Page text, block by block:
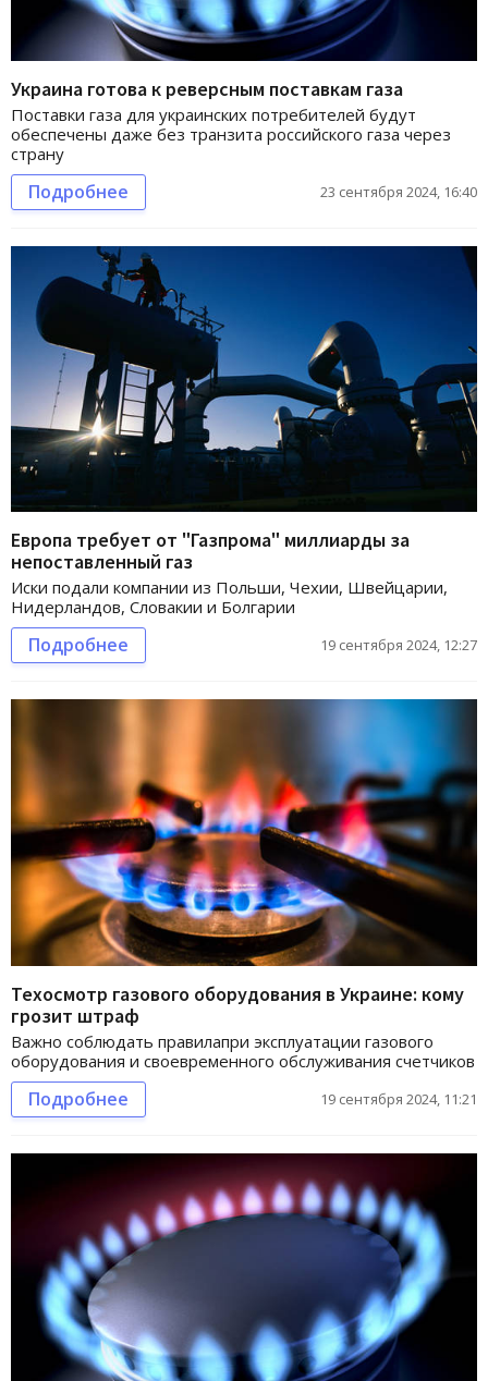
Украина готова к реверсным поставкам газа
Поставки газа для украинских потребителей будут
обеспечены даже без транзита российского газа через
страну
Подробнее 23 сентября 2024, 16:40
Европа требует от "Газпрома" миллиарды за
непоставленный газ
Иски подали компании из Польши, Чехии, Швейцарии,
Нидерландов, Словакии и Болгарии
Подробнее 19 сентября 2024, 12:27
Техосмотр газового оборудования в Украине: кому
грозит штраф
Важно соблюдать правилапри эксплуатации газового
оборудования и своевременного обслуживания счетчиков
Подробнее 19 сентября 2024, 11:21